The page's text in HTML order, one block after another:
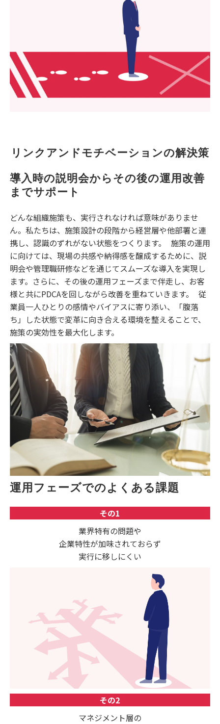
リンクアンドモチベーションの解決策
導入時の説明会からその後の運用改善
までサポート
どんな組織施策も、実行されなければ意味がありませ
ん。私たちは、施策設計の段階から経営層や他部署と連
携し、認識のずれがない状態をつくります。 施策の運用
に向けては、現場の共感や納得感を醸成するために、説
明会や管理職研修などを通じてスムーズな導入を実現し
ます。さらに、その後の運用フェーズまで伴走し、お客
様と共にPDCAを回しながら改善を重ねていきます。 従
業員一人ひとりの感情やバイアスに寄り添い、「腹落
ち」した状態で変革に向き合える環境を整えることで、
施策の実効性を最大化します。
運用フェーズでのよくある課題
その1
業界特有の問題や
企業特性が加味されておらず
実行に移しにくい
その2
マネジメント層の